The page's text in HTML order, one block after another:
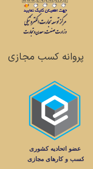
پروانه کسب مجازی